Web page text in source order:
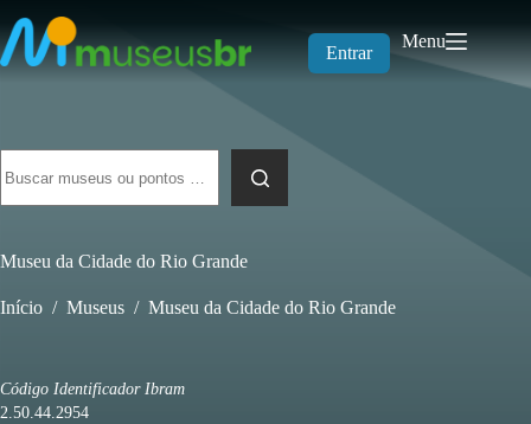
para
o
conteúdo
Entrar
Menu
resultados
Museu da Cidade do Rio Grande
Início / Museus / Museu da Cidade do Rio Grande
Código Identificador Ibram
2.50.44.2954